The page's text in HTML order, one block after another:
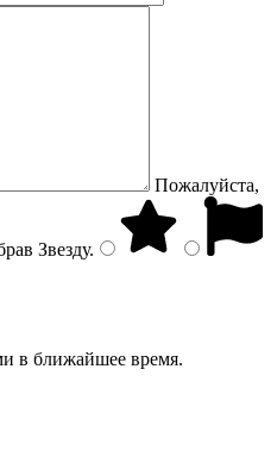
Пожалуйста,
Звезду.
в ближайшее время.